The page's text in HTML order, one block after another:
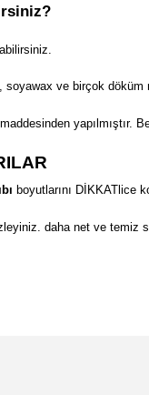
soyawax ve birçok
yapılmıştır.
boyutlarını DİKKATlice
daha net ve temiz